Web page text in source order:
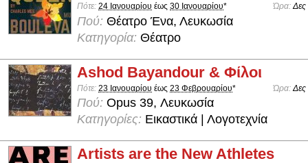
Πότε: 24 Ιανουαρίου έως 30 Ιανουαρίου* Ώρα:Δες
Πού: Θέατρο Ένα, Λευκωσία
Κατηγορία: Θέατρο
Ashod Bayandour & Φίλοι
Πότε: 23 Ιανουαρίου έως 23 Φεβρουαρίου* Ώρα: Δες
Πού: Opus 39, Λευκωσία
Κατηγορίες: Εικαστικά | Λογοτεχνία
Artists are the New Athletes